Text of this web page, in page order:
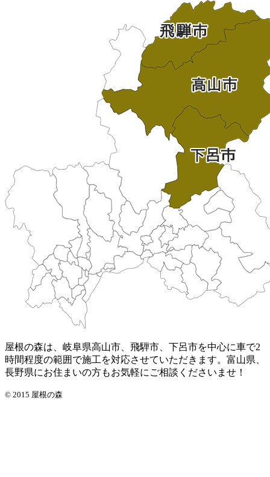
屋根の森は、岐阜県高山市、飛騨市、下呂市を中心に車で2
時間程度の範囲で施工を対応させていただきます。富山県、
長野県にお住まいの方もお気軽にご相談くださいませ！
© 2015 屋根の森